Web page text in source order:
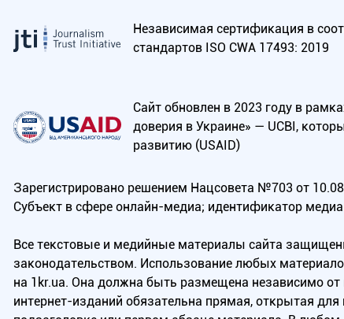
Независимая сертификация в
стандартов ISO CWA 17493: 2019
Сайт обновлен в 2023 году в
доверия в Украине» — UCBI,
развитию (USAID)
Зарегистрировано решением Нацсовета №703 от
Субъект в сфере онлайн-медиа; идентификатор
Все текстовые и медийные материалы сайта
законодательством. Использование любых
на 1kr.ua. Она должна быть размещена независимо от
интернет-изданий обязательна прямая, открытая